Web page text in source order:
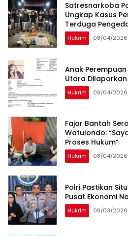
Satresnarkoba
Ungkap Kasus
Terduga
Hukrim 08/04/2026
Anak
Utara
Hukrim 08/04/2026
‎Fajar Bantah
Watulondo:
Proses Hukum”
Hukrim 08/04/2026
Polri Pastikan
Pusat Ekonomi
Hukrim 08/03/2026